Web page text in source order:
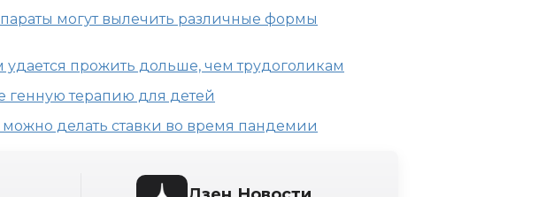
могут вылечить различные формы
прожить дольше, чем трудоголикам
терапию для детей
делать ставки во время пандемии